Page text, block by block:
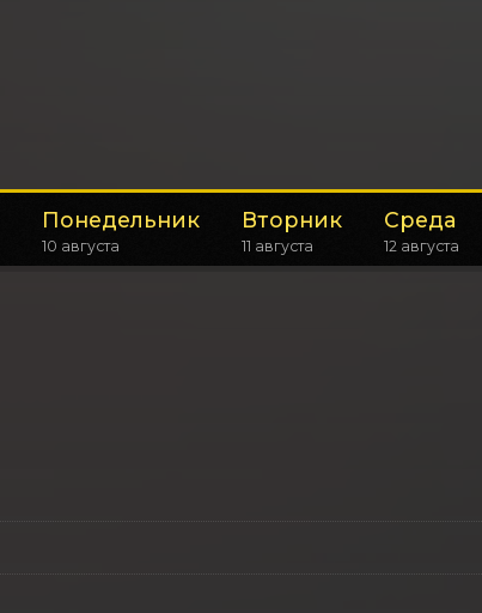
Понедельник
10 августа
Вторник
11 августа
Среда
12 августа